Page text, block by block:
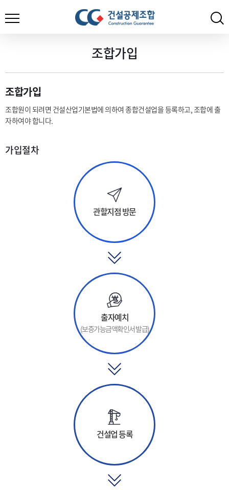
조합가입
조합가입
조합원이 되려면 건설산업기본법에 의하여 종합건설업을 등록하고, 조합에 출
자하여야 합니다.
가입절차
관할지점 방문
출자예치
(보증가능금액확인서 발급)
건설업 등록